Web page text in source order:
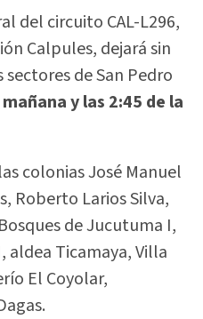
del circuito CAL-L296,
Calpules, dejará sin
de San Pedro
y las 2:45 de la
colonias José Manuel
Roberto Larios Silva,
de Jucutuma I,
aldea Ticamaya, Villa
El Coyolar,